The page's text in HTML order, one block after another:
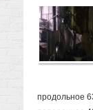
продольное